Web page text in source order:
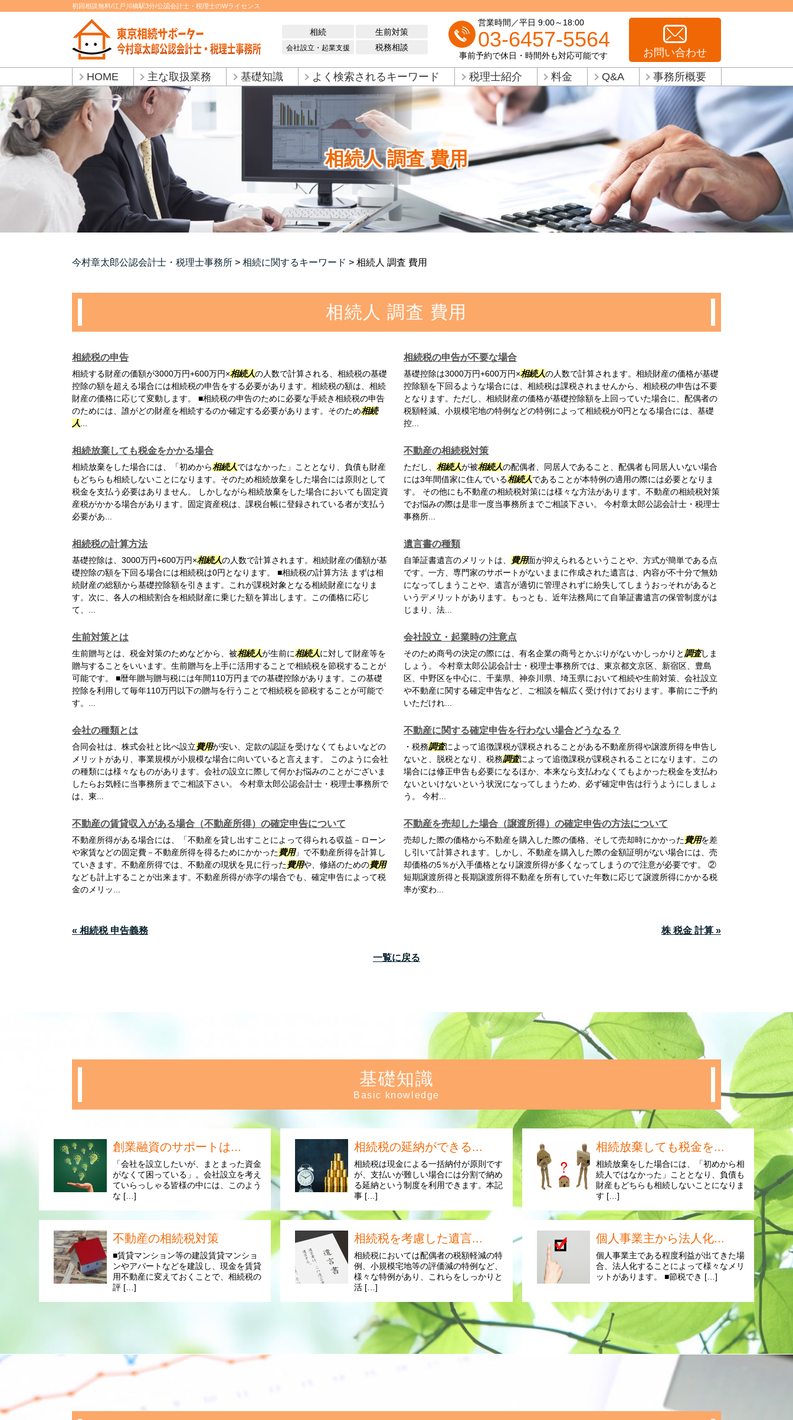
相続人 調査 費用
初回相談無料/江戸川橋駅3分/公認会計士・税理士のWライセンス
相続 生前対策
会社設立・起業支援 税務相談
営業時間／平日 9:00～18:00
03-6457-5564
事前予約で休日・時間外も対応可能です お問い合わせ
HOME 主な取扱業務 基礎知識 よく検索されるキーワード 税理士紹介 料金 Q&A 事務所概要
今村章太郎公認会計士・税理士事務所 > 相続に関するキーワード > 相続人 調査 費用
相続人 調査 費用
相続税の申告
相続する財産の価額が3000万円+600万円×相続人の人数で計算される、相続税の基礎
控除の額を超える場合には相続税の申告をする必要があります。相続税の額は、相続
財産の価格に応じて変動します。 ■相続税の申告のために必要な手続き相続税の申告
のためには、誰がどの財産を相続するのか確定する必要があります。そのため相続
人
相続税の申告が不要な場合
基礎控除は3000万円+600万円×相続人の人数で計算されます。相続財産の価格が基礎
控除額を下回るような場合には、相続税は課税されませんから、相続税の申告は不要
となります。ただし、相続財産の価格が基礎控除額を上回っていた場合に、配偶者の
税額軽減、小規模宅地の特例などの特例によって相続税が0円となる場合には、基礎
控...
相続放棄しても税金をかかる場合
相続放棄をした場合には、「初めから相続人ではなかった」こととなり、負債も財産
もどちらも相続しないことになります。そのため相続放棄をした場合には原則として
税金を支払う必要はありません。 しかしながら相続放棄をした場合においても固定資
産税がかかる場合があります。固定資産税は、課税台帳に登録されている者が支払う
必要があ...
不動産の相続税対策
ただし、 相続人が被相続人の配偶者、同居人であること、配偶者も同居人いない場合
には3年間借家に住んでいる相続人であることが本特例の適用の際には必要となりま
す。 その他にも不動産の相続税対策には様々な方法があります。不動産の相続税対策
でお悩みの際は是非一度当事務所までご相談下さい。 今村章太郎公認会計士・税理士
事務所...
相続税の計算方法
基礎控除は、3000万円+600万円×相続人の人数で計算されます。相続財産の価額が基
礎控除の額を下回る場合には相続税は0円となります。 ■相続税の計算方法 まずは相
続財産の総額から基礎控除額を引きます。これが課税対象となる相続財産になりま
す。次に、各人の相続割合を相続財産に乗じた額を算出します。この価格に応じ
て、...
遺言書の種類
自筆証書遺言のメリットは、 費用面が抑えられるということや、方式が簡単である点
です。一方、専門家のサポートがないままに作成された遺言は、内容が不十分で無効
になってしまうことや、遺言が適切に管理されずに紛失してしまうおっそれがあると
いうデメリットがあります。もっとも、近年法務局にて自筆証書遺言の保管制度がは
じまり、法...
生前対策とは
生前贈与とは、税金対策のためなどから、被相続人が生前に相続人に対して財産等を
贈与することをいいます。生前贈与を上手に活用することで相続税を節税することが
可能です。 ■暦年贈与贈与税には年間110万円までの基礎控除があります。この基礎
控除を利用して毎年110万円以下の贈与を行うことで相続税を節税することが可能で
す。...
会社設立・起業時の注意点
そのため商号の決定の際には、有名企業の商号とかぶりがないかしっかりと調査しま
しょう。 今村章太郎公認会計士・税理士事務所では、東京都文京区、新宿区、豊島
区、中野区を中心に、千葉県、神奈川県、埼玉県において相続や生前対策、会社設立
や不動産に関する確定申告など、ご相談を幅広く受け付けております。事前にご予約
いただけれ...
会社の種類とは
合同会社は、株式会社と比べ設立費用が安い、定款の認証を受けなくてもよいなどの
メリットがあり、事業規模が小規模な場合に向いていると言えます。 このように会社
の種類には様々なものがあります。会社の設立に際して何かお悩みのことがございま
したらお気軽に当事務所までご相談下さい。 今村章太郎公認会計士・税理士事務所で
は、東...
不動産に関する確定申告を行わない場合どうなる？
・税務調査によって追徴課税が課税されることがある不動産所得や譲渡所得を申告し
ないと、脱税となり、税務調査によって追徴課税が課税されることになります。この
場合には修正申告も必要になるほか、本来なら支払わなくてもよかった税金を支払わ
ないといけないという状況になってしまうため、必ず確定申告は行うようにしましょ
う。 今村...
不動産の賃貸収入がある場合（不動産所得）の確定申告について
不動産所得がある場合には、「不動産を貸し出すことによって得られる収益－ローン
や家賃などの固定費－不動産所得を得るためにかかった費用」で不動産所得を計算し
ていきます。不動産所得では、不動産の現状を見に行った費用や、修繕のための費用
なども計上することが出来ます。不動産所得が赤字の場合でも、確定申告によって税
金のメリッ...
不動産を売却した場合（譲渡所得）の確定申告の方法について
売却した際の価格から不動産を購入した際の価格、そして売却時にかかった費用を差
し引いて計算されます。しかし、不動産を購入した際の金額証明がない場合には、売
却価格の5％が入手価格となり譲渡所得が多くなってしまうので注意が必要です。 ②
短期譲渡所得と長期譲渡所得不動産を所有していた年数に応じて譲渡所得にかかる税
率が変わ...
« 相続税 申告義務 株 税金 計算 »
一覧に戻る
基礎知識
Basic knowledge
創業融資のサポートは...
「会社を設立したいが、まとまった資金
がなくて困っている」。会社設立を考え
ていらっしゃる皆様の中には、このよう
な […]
相続税の延納ができる...
相続税は現金による一括納付が原則です
が、支払いが難しい場合には分割で納め
る延納という制度を利用できます。本記
事 […]
相続放棄しても税金を...
相続放棄をした場合には、「初めから相
続人ではなかった」こととなり、負債も
財産もどちらも相続しないことになりま
す […]
不動産の相続税対策
■賃貸マンション等の建設賃貸マンショ
ンやアパートなどを建設し、現金を賃貸
用不動産に変えておくことで、相続税の
評 […]
相続税を考慮した遺言...
相続税においては配偶者の税額軽減の特
例、小規模宅地等の評価減の特例など、
様々な特例があり、これらをしっかりと
活 […]
個人事業主から法人化...
個人事業主である程度利益が出てきた場
合、法人化することによって様々なメリ
ットがあります。 ■節税でき […]